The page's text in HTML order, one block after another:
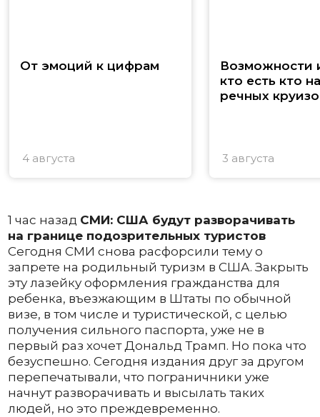
От эмоций к цифрам
4 августа
Возможности
кто есть кто
речных
3 августа
1 час назад СМИ: США будут разворачивать
на границе подозрительных туристов
Сегодня СМИ снова расфорсили тему о
запрете на родильный туризм в США. Закрыть
эту лазейку оформления гражданства для
ребенка, въезжающим в Штаты по обычной
визе, в том числе и туристической, с целью
получения сильного паспорта, уже не в
первый раз хочет Дональд Трамп. Но пока что
безуспешно. Сегодня издания друг за другом
перепечатывали, что пограничники уже
начнут разворачивать и высылать таких
людей, но это преждевременно.